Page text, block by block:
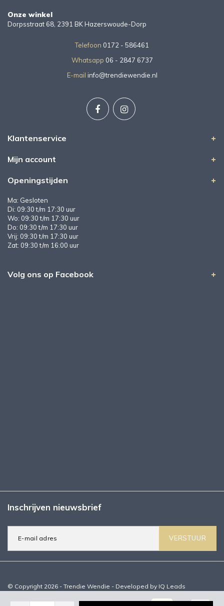
Onze winkel
Dorpsstraat 68, 2391 BK Hazerswoude-Dorp
Telefoon 0172 - 586461
Whatsapp 06 - 2847 6737
E-mail info@trendiewendie.nl
Klantenservice
Mijn account
Openingstijden
Ma: Gesloten
Di: 09:30 t/m 17:30 uur
Wo: 09:30 t/m 17:30 uur
Do: 09:30 t/m 17:30 uur
Vrij: 09:30 t/m 17:30 uur
Zat: 09:30 t/m 16:00 uur
Volg ons op Facebook
Inschrijven nieuwsbrief
VERSTUUR
© Copyright 2026 - Trendie Wendie - Developed by IQ Leads